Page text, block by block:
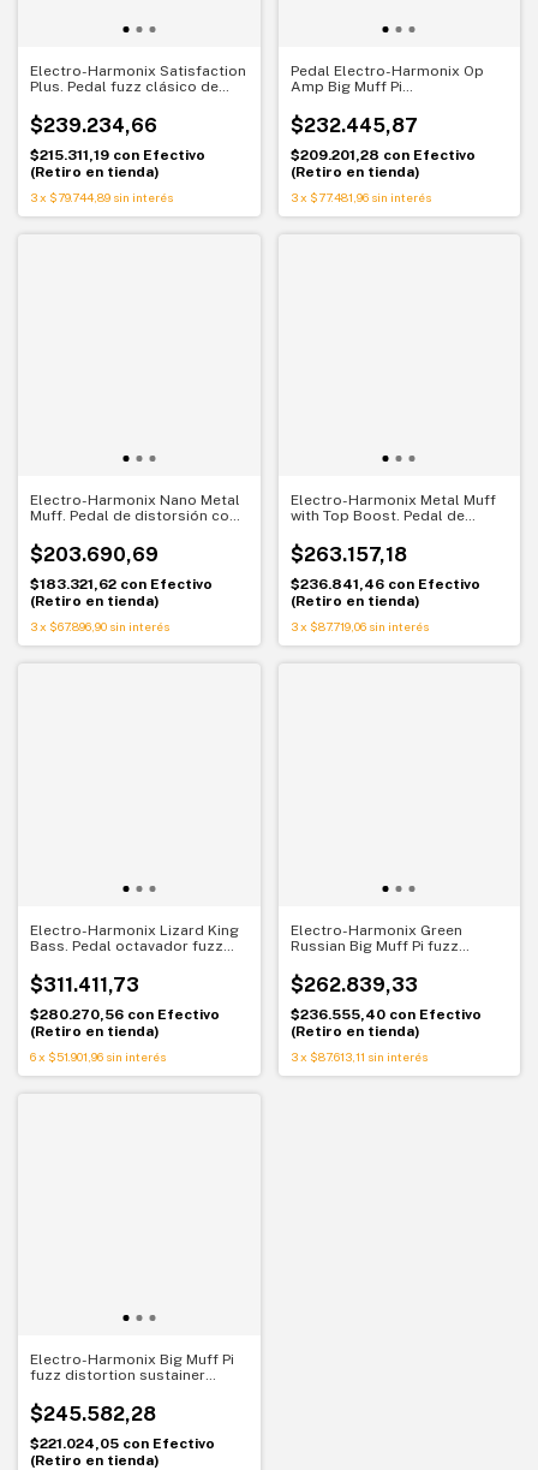
Electro-Harmonix Satisfaction
Plus. Pedal fuzz clásico de
$239.234,66
$215.311,19 con Efectivo
(Retiro en tienda)
3x $79.744,89 sin interés
Pedal Electro-Harmonix Op
Amp Big Muff Pi
vintage
$232.445,87
$209.201,28 con Efectivo
(Retiro en tienda)
3 x $77.481,96 sin interés
Electro-Harmonix Nano Metal
Muff. Pedal de distorsión con
$203.690,69
$183.321,62 con Efectivo
(Retiro en tienda)
3x $67.896,90 sin interés
Electro-Harmonix Metal Muff
with Top Boost. Pedal de
$263.157,18
$236.841,46 con Efectivo
(Retiro en tienda)
3 x $87.719,06 sin interés
Electro-Harmonix Lizard King
Bass. Pedal octavador fuzz
salvajes definidos
$311.411,73
$280.270,56 con Efectivo
(Retiro en tienda)
6x $51.901,96 sin interés
Electro-Harmonix Green
Russian Big Muff Pi fuzz
$262.839,33
$236.555,40 con Efectivo
(Retiro en tienda)
3 x $87.613,11 sin interés
Electro-Harmonix Big Muff Pi
fuzz distortion sustainer
$245.582,28
$221.024,05 con Efectivo
(Retiro en tienda)